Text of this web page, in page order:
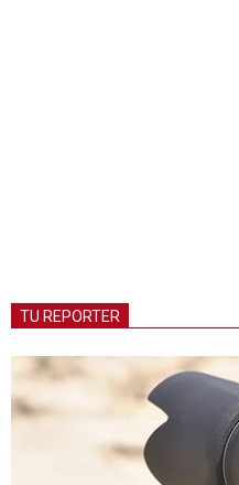
TU REPORTER